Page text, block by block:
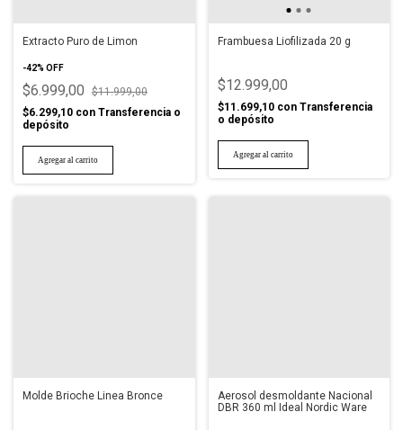
Extracto Puro de Limon
-42% OFF
$6.999,00
$11.999,00
$6.299,10 con Transferencia o
depósito
Frambuesa Liofilizada 20 g
$12.999,00
$11.699,10 con Transferencia
o depósito
Molde Brioche Linea Bronce
Aerosol desmoldante Nacional
DBR 360 ml Ideal Nordic Ware